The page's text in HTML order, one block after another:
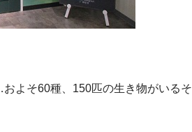
よそ60種、150匹の生き物がいるそ